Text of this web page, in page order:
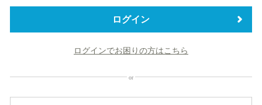
替
ログイン
ログインでお困りの方はこちら